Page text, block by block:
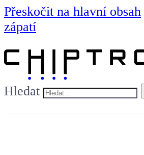
Přeskočit na hlavní obsah
zápatí
Hledat